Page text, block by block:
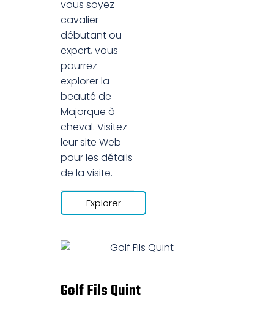
vous soyez
cavalier
débutant ou
expert, vous
pourrez
explorer la
beauté de
Majorque à
cheval. Visitez
leur site Web
pour les détails
de la visite.
Explorer
Golf Fils Quint